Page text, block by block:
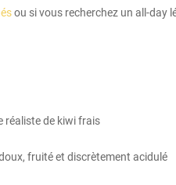
ou si vous recherchez un all-day
réaliste de kiwi frais
fruité et discrètement acidulé